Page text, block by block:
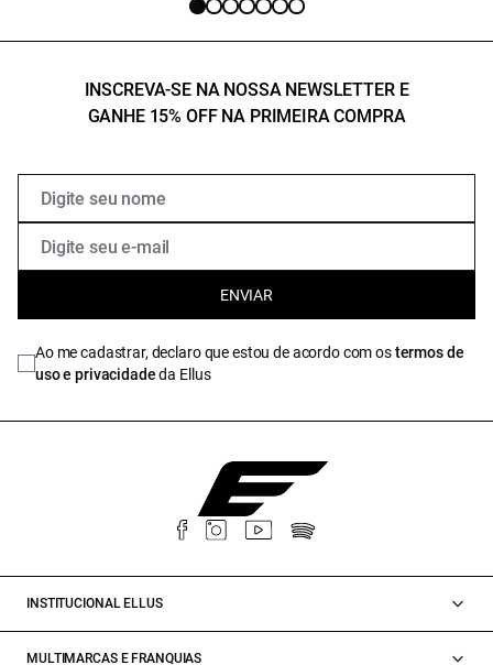
INSCREVA-SE NA NOSSA NEWSLETTER E
GANHE 15% OFF NA PRIMEIRA COMPRA
ENVIAR
Ao me cadastrar, declaro que estou de acordo com ostermos de
uso e privacidadeda Ellus
INSTITUCIONAL ELLUS
MULTIMARCAS E FRANQUIAS